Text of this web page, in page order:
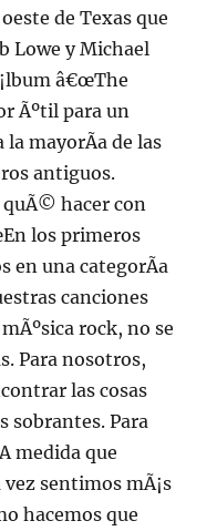
de Texas que
Lowe y Michael
â€œThe
Ãºtil para un
la mayorÃ­a de las
antiguos.
quÃ© hacer con
los primeros
en una categorÃ­a
canciones
rock, no se
Para nosotros,
las cosas
sobrantes. Para
medida que
sentimos mÃ¡s
hacemos que